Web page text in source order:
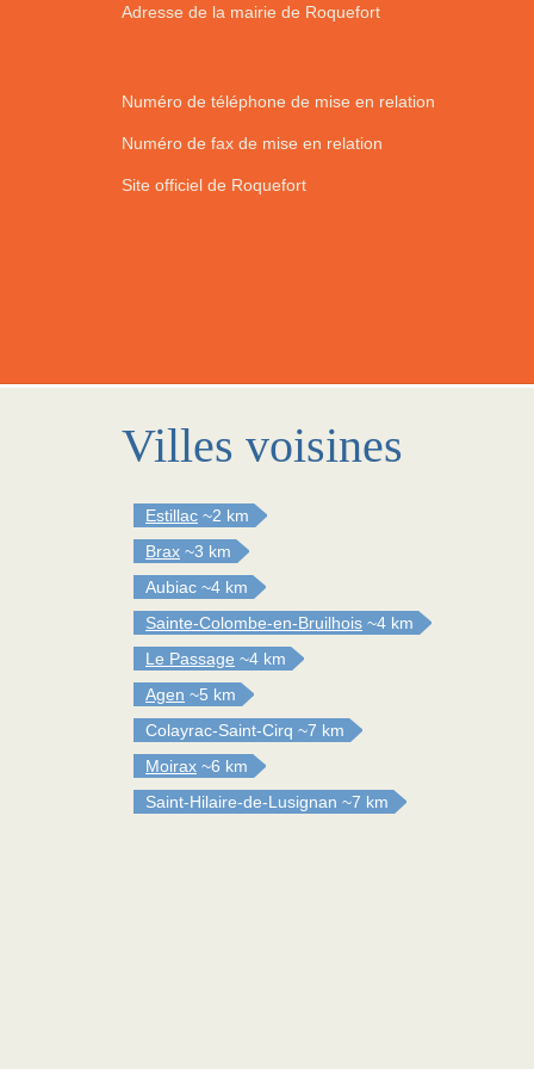
Adresse de la mairie de Roquefort
Numéro de téléphone de mise en relation
Numéro de fax de mise en relation
Site officiel de Roquefort
Villes voisines
Estillac ~2 km
Brax ~3 km
Aubiac ~4 km
Sainte-Colombe-en-Bruilhois ~4 km
Le Passage ~4 km
Agen ~5 km
Colayrac-Saint-Cirq ~7 km
Moirax ~6 km
Saint-Hilaire-de-Lusignan ~7 km